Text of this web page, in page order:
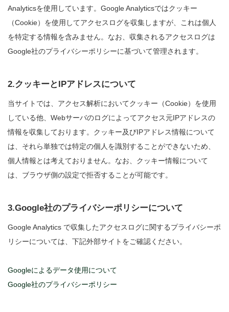
Analyticsを使用しています。Google Analyticsではクッキー
（Cookie）を使用してアクセスログを収集しますが、これは個人
を特定する情報を含みません。なお、収集されるアクセスログは
Google社のプライバシーポリシーに基づいて管理されます。
2.クッキーとIPアドレスについて
当サイトでは、アクセス解析においてクッキー（Cookie）を使用
している他、Webサーバのログによってアクセス元IPアドレスの
情報を収集しております。クッキー及びIPアドレス情報について
は、それら単独では特定の個人を識別することができないため、
個人情報とは考えておりません。なお、クッキー情報について
は、ブラウザ側の設定で拒否することが可能です。
3.Google社のプライバシーポリシーについて
Google Analytics で収集したアクセスログに関するプライバシーポ
リシーについては、下記外部サイトをご確認ください。
Googleによるデータ使用について
Google社のプライバシーポリシー